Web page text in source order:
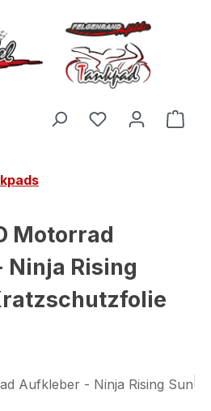
Du hast 0
Motorrad
Rising